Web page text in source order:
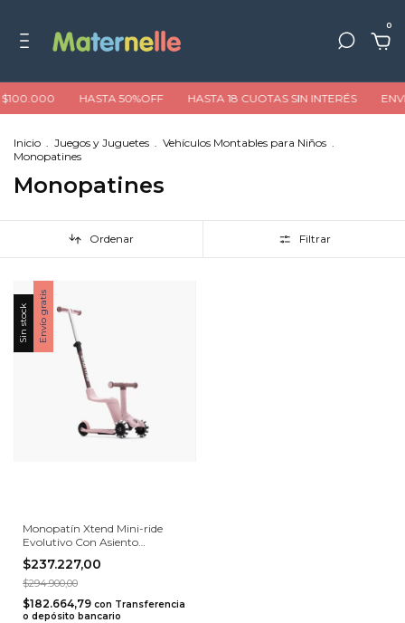
0
$100.000 HASTA 50%OFF HASTA 18 CUOTAS SIN INTERÉS
Inicio . Juegos y Juguetes . Vehículos Montables para Niños .
Monopatines
Monopatines
Ordenar Filtrar
Sin stock Envío gratis
Monopatín Xtend Mini-ride
Evolutivo Con Asiento
Smartrike
$237.227,00
$294.900,00
$182.664,79 con Transferencia
o depósito bancario